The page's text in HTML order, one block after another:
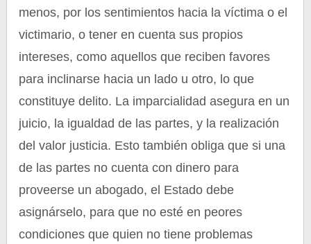
menos, por los sentimientos hacia la víctima o el
victimario, o tener en cuenta sus propios
intereses, como aquellos que reciben favores
para inclinarse hacia un lado u otro, lo que
constituye delito. La imparcialidad asegura en un
juicio, la igualdad de las partes, y la realización
del valor justicia. Esto también obliga que si una
de las partes no cuenta con dinero para
proveerse un abogado, el Estado debe
asignárselo, para que no esté en peores
condiciones que quien no tiene problemas